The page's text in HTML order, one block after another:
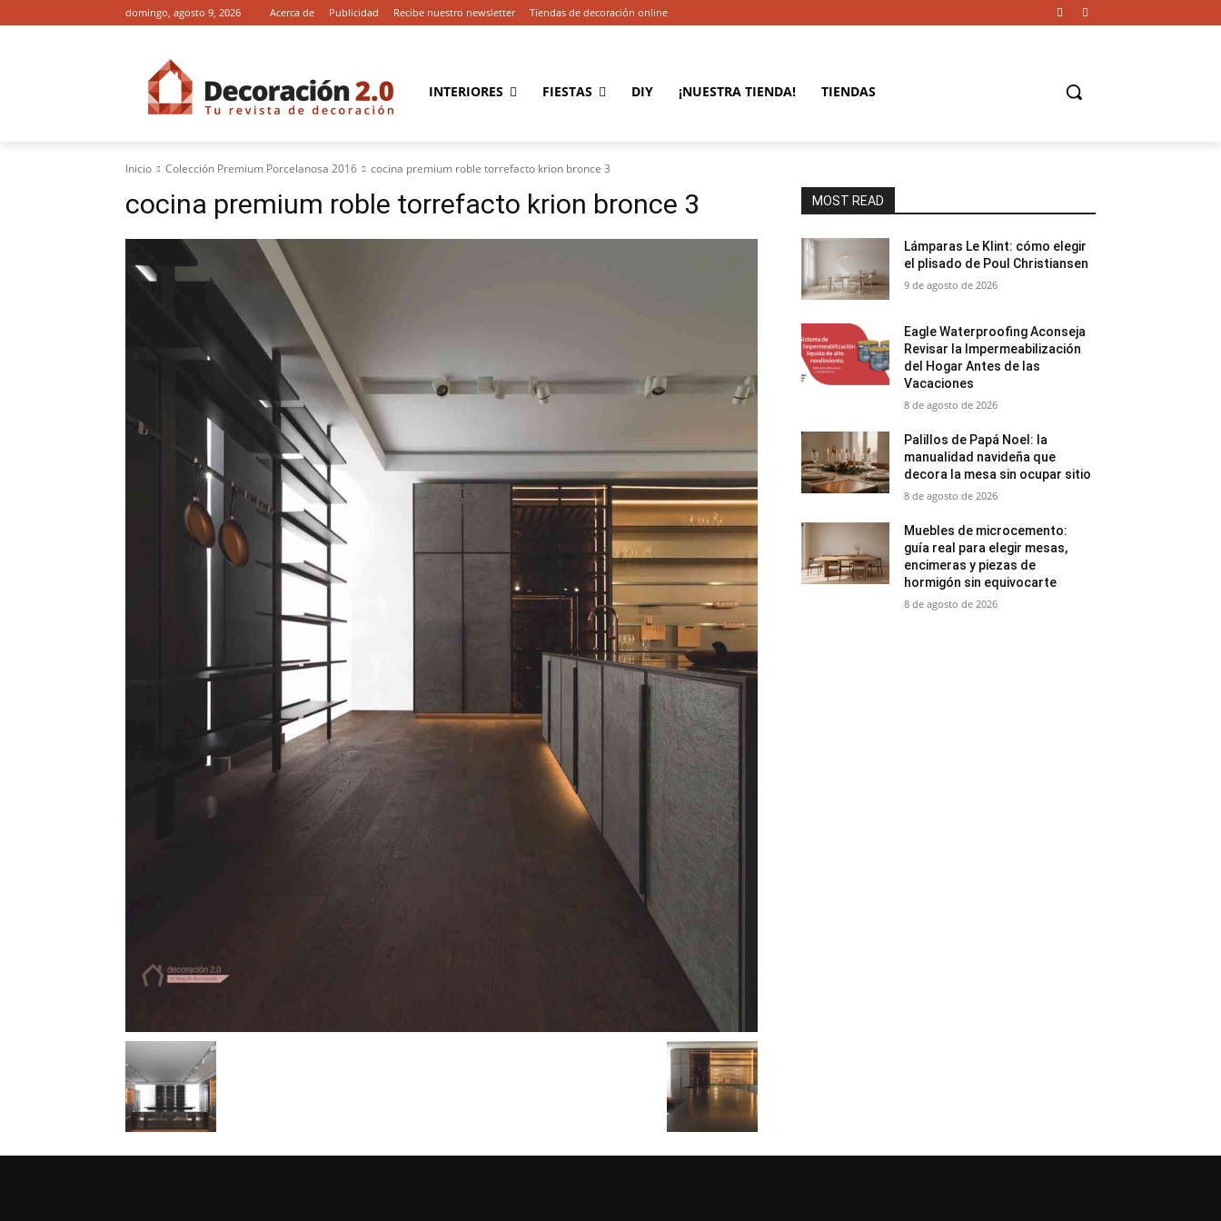
domingo, agosto 9, 2026 Acerca de Publicidad Recibe nuestro newsletter Tiendas de decoración online
INTERIORES FIESTAS DIY ¡NUESTRA TIENDA! TIENDAS
Inicio Colección Premium Porcelanosa 2016 cocina premium roble torrefacto krion bronce 3
cocina premium roble torrefacto krion bronce 3 MOST READ
Lámparas Le Klint: cómo elegir
el plisado de Poul Christiansen
9 de agosto de 2026
Eagle Waterproofing Aconseja
Revisar la Impermeabilización
del Hogar Antes de las
Vacaciones
8 de agosto de 2026
Palillos de Papá Noel: la
manualidad navideña que
decora la mesa sin ocupar sitio
8 de agosto de 2026
Muebles de microcemento:
guía real para elegir mesas,
encimeras y piezas de
hormigón sin equivocarte
8 de agosto de 2026